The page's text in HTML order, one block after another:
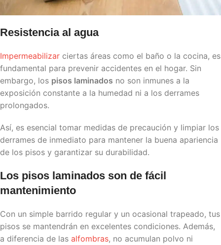
Resistencia al agua
Impermeabilizar ciertas áreas como el baño o la cocina, es
fundamental para prevenir accidentes en el hogar. Sin
embargo, los pisos laminados no son inmunes a la
exposición constante a la humedad ni a los derrames
prolongados.
Así, es esencial tomar medidas de precaución y limpiar los
derrames de inmediato para mantener la buena apariencia
de los pisos y garantizar su durabilidad.
Los pisos laminados son de fácil
mantenimiento
Con un simple barrido regular y un ocasional trapeado, tus
pisos se mantendrán en excelentes condiciones. Además,
a diferencia de las alfombras, no acumulan polvo ni